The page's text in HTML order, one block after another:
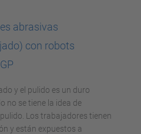
abrasivas
con robots
y el pulido es un duro
no se tiene la idea de
Los trabajadores tienen
y están expuestos a